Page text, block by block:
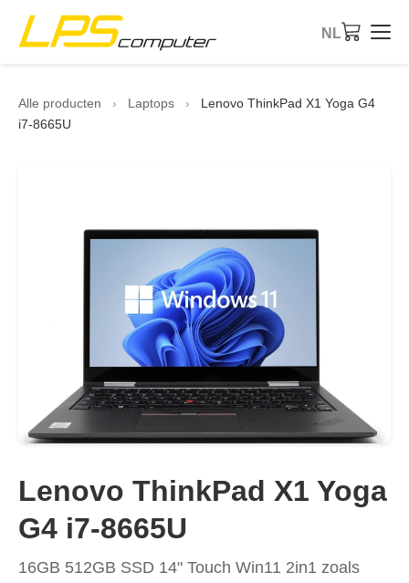
NL
Alle producten › Laptops ›
Lenovo ThinkPad X1 Yoga G4
i7-8665U
Lenovo ThinkPad X1 Yoga
G4 i7-8665U
16GB 512GB SSD 14" Touch Win11 2in1 zoals